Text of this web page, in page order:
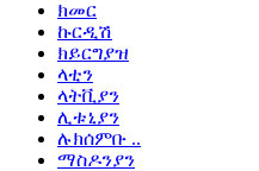
ክመር
ኩርዲሽ
ክይርግያዝ
ላቲን
ላትቪያን
ሊቱኒያን
ሉክሰምቡ ..
ማስዶንያን